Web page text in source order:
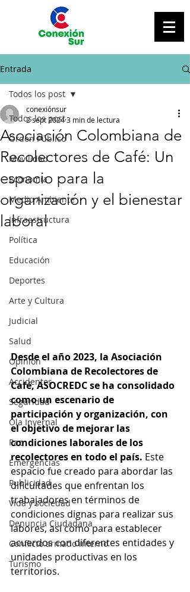
Entrada
Todos los post
Orden Público
Movilidad
Economía
Medio Ambiente
Infraestructura
Política
Educación
Deportes
Arte y Cultura
Judicial
Salud
Opinión
Accidentes
Seguridad
Ola Invernal
Paz
Emergencias
Publicidad
Vida y sociedad
Denuncia Ciudadana
Conflicto armado interno
Turismo
Todos los post
Asociación Colombiana de
Recolectores de Café: Un
espacio para la
organización y el bienestar
laboral
conexiónsur
2 sept 20243 min de lectura
Desde el año 2023, la Asociación
Colombiana de Recolectores de
Café, ASOCREDC se ha consolidado
como un escenario de
participación y organización, con
el objetivo de mejorar las
condiciones laborales de los
recolectores en todo el país. Este
espacio fue creado para abordar las
dificultades que enfrentan los
trabajadores en términos de
condiciones dignas para realizar sus
labores, así como para establecer
acuerdos con diferentes entidades y
unidades productivas en los
territorios.